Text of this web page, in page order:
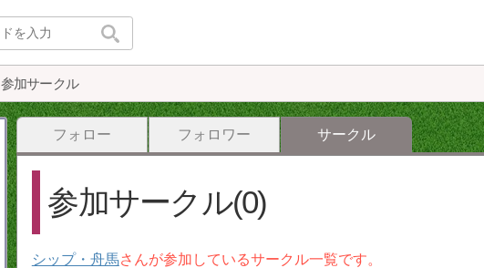
参加サークル
フォロー フォロワー サークル
参加サークル(0)
シップ・舟馬さんが参加しているサークル一覧です。